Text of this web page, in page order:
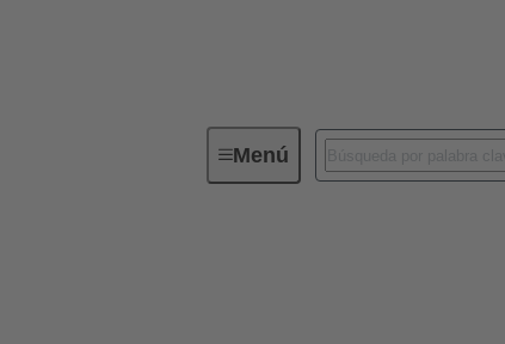
MenúContacto HARTING México